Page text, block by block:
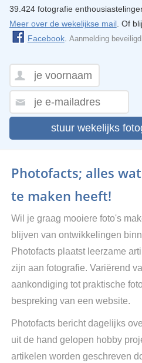
39.424 fotografie
Meer over de wekelijkse mail. Of
Facebook. Aanmelding
stuur wekelijks
Photofacts; alles
te maken heeft!
Wil je graag mooiere foto's
blijven van ontwikkelingen
Photofacts plaatst leerzame
zijn aan fotografie. Variërend
aankondiging tot praktische
bespreking van een website.
Photofacts bericht dagelijks
uit de hand gelopen hobby
artikelen worden geschreven